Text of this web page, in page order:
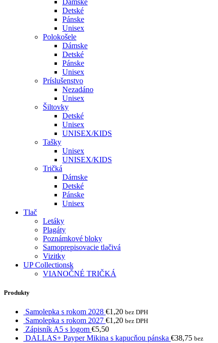
Detské
Pánske
Unisex
Polokošele
Dámske
Detské
Pánske
Unisex
Príslušenstvo
Nezadáno
Unisex
Šiltovky
Detské
Unisex
UNISEX/KIDS
Tašky
Unisex
UNISEX/KIDS
Tričká
Dámske
Detské
Pánske
Unisex
Tlač
Letáky
Plagáty
Poznámkové bloky
Samoprepisovacie tlačivá
Vizitky
UP Collectionsk
VIANOČNÉ TRIČKÁ
Produkty
Samolepka s rokom 2028 €1,20 bez DPH
Samolepka s rokom 2027 €1,20 bez DPH
Zápisník A5 s logom €5,50
DALLAS+ Payper Mikina s kapucňou pánska €38,75 bez